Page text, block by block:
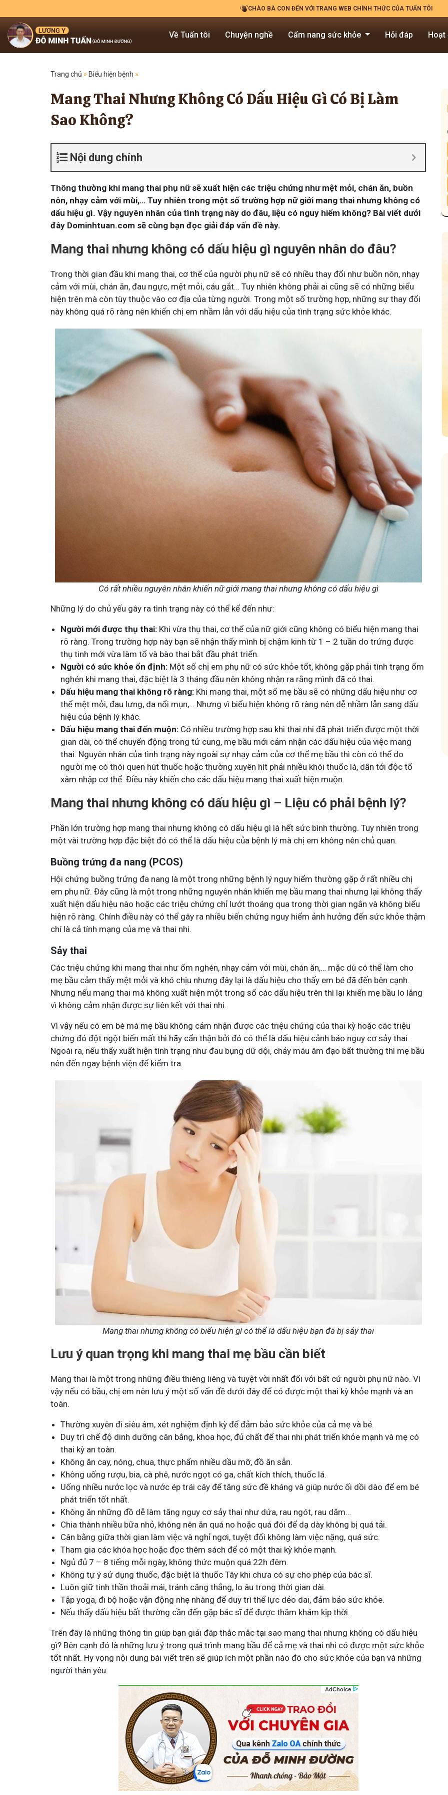
CHÀO BÀ CON ĐẾN VỚI TRANG WEB CHÍNH THỨC CỦA TUẤN TÔI
Về Tuấn tôi Chuyện nghề Cẩm nang sức khỏe Hỏi đáp Hoạt
Trang chủ » Biểu hiện bệnh »
Mang Thai Nhưng Không Có Dấu Hiệu Gì Có Bị Làm
Sao Không?
Nội dung chính
Thông thường khi mang thai phụ nữ sẽ xuất hiện các triệu chứng như mệt mỏi, chán ăn, buồn
nôn, nhạy cảm với mùi,… Tuy nhiên trong một số trường hợp nữ giới mang thai nhưng không có
dấu hiệu gì. Vậy nguyên nhân của tình trạng này do đâu, liệu có nguy hiểm không? Bài viết dưới
đây Dominhtuan.com sẽ cùng bạn đọc giải đáp vấn đề này.
Mang thai nhưng không có dấu hiệu gì nguyên nhân do đâu?
Trong thời gian đầu khi mang thai, cơ thể của người phụ nữ sẽ có nhiều thay đổi như buồn nôn, nhạy
cảm với mùi, chán ăn, đau ngực, mệt mỏi, cáu gắt… Tuy nhiên không phải ai cũng sẽ có những biểu
hiện trên mà còn tùy thuộc vào cơ địa của từng người. Trong một số trường hợp, những sự thay đổi
này không quá rõ ràng nên khiến chị em nhầm lẫn với dấu hiệu của tình trạng sức khỏe khác.
Có rất nhiều nguyên nhân khiến nữ giới mang thai nhưng không có dấu hiệu gì
Những lý do chủ yếu gây ra tình trạng này có thể kể đến như:
Người mới được thụ thai: Khi vừa thụ thai, cơ thể của nữ giới cũng không có biểu hiện mang thai
rõ ràng. Trong trường hợp này bạn sẽ nhận thấy mình bị chậm kinh từ 1 – 2 tuần do trứng được
thụ tinh mới vừa làm tổ và bào thai bắt đầu phát triển.
Người có sức khỏe ổn định: Một số chị em phụ nữ có sức khỏe tốt, không gặp phải tình trạng ốm
nghén khi mang thai, đặc biệt là 3 tháng đầu nên không nhận ra rằng mình đã có thai.
Dấu hiệu mang thai không rõ ràng: Khi mang thai, một số mẹ bầu sẽ có những dấu hiệu như cơ
thể mệt mỏi, đau lưng, da nổi mụn,… Nhưng vì biểu hiện không rõ ràng nên dễ nhầm lẫn sang dấu
hiệu của bệnh lý khác.
Dấu hiệu mang thai đến muộn: Có nhiều trường hợp sau khi thai nhi đã phát triển được một thời
gian dài, có thể chuyển động trong tử cung, mẹ bầu mới cảm nhận các dấu hiệu của việc mang
thai. Nguyên nhân của tình trạng này ngoài sự nhạy cảm của cơ thể mẹ bầu thì còn có thể do
người mẹ có thói quen hút thuốc hoặc thường xuyên hít phải nhiều khói thuốc lá, dẫn tới độc tố
xâm nhập cơ thể. Điều này khiến cho các dấu hiệu mang thai xuất hiện muộn.
Mang thai nhưng không có dấu hiệu gì – Liệu có phải bệnh lý?
Phần lớn trường hợp mang thai nhưng không có dấu hiệu gì là hết sức bình thường. Tuy nhiên trong
một vài trường hợp đặc biệt đó có thể là dấu hiệu của bệnh lý mà chị em không nên chủ quan.
Buồng trứng đa nang (PCOS)
Hội chứng buồng trứng đa nang là một trong những bệnh lý nguy hiểm thường gặp ở rất nhiều chị
em phụ nữ. Đây cũng là một trong những nguyên nhân khiến mẹ bầu mang thai nhưng lại không thấy
xuất hiện dấu hiệu nào hoặc các triệu chứng chỉ lướt thoáng qua trong thời gian ngắn và không biểu
hiện rõ ràng. Chính điều này có thể gây ra nhiều biến chứng nguy hiểm ảnh hưởng đến sức khỏe thậm
chí là cả tính mạng của mẹ và thai nhi.
Sảy thai
Các triệu chứng khi mang thai như ốm nghén, nhạy cảm với mùi, chán ăn,… mặc dù có thể làm cho
mẹ bầu cảm thấy mệt mỏi và khó chịu nhưng đây lại là dấu hiệu cho thấy em bé đã đến bên cạnh.
Nhưng nếu mang thai mà không xuất hiện một trong số các dấu hiệu trên thì lại khiến mẹ bầu lo lắng
vì không cảm nhận được sự liên kết với thai nhi.
Vì vậy nếu có em bé mà mẹ bầu không cảm nhận được các triệu chứng của thai kỳ hoặc các triệu
chứng đó đột ngột biến mất thì hãy cẩn thận bởi đó có thể là dấu hiệu cảnh báo nguy cơ sảy thai.
Ngoài ra, nếu thấy xuất hiện tình trạng như đau bụng dữ dội, chảy máu âm đạo bất thường thì mẹ bầu
nên đến ngay bệnh viện để kiểm tra.
Mang thai nhưng không có biểu hiện gì có thể là dấu hiệu bạn đã bị sảy thai
Lưu ý quan trọng khi mang thai mẹ bầu cần biết
Mang thai là một trong những điều thiêng liêng và tuyệt vời nhất đối với bất cứ người phụ nữ nào. Vì
vậy nếu có bầu, chị em nên lưu ý một số vấn đề dưới đây để có được một thai kỳ khỏe mạnh và an
toàn.
Thường xuyên đi siêu âm, xét nghiệm định kỳ để đảm bảo sức khỏe của cả mẹ và bé.
Duy trì chế độ dinh dưỡng cân bằng, khoa học, đủ chất để thai nhi phát triển khỏe mạnh và mẹ có
thai kỳ an toàn.
Không ăn cay, nóng, chua, thực phẩm nhiều dầu mỡ, đồ ăn sẵn.
Không uống rượu, bia, cà phê, nước ngọt có ga, chất kích thích, thuốc lá.
Uống nhiều nước lọc và nước ép trái cây để tăng sức đề kháng và giúp nước ối dồi dào để em bé
phát triển tốt nhất.
Không ăn những đồ dễ làm tăng nguy cơ sảy thai như dứa, rau ngót, rau dăm…
Chia thành nhiều bữa nhỏ, không nên ăn quá no hoặc quá đói để dạ dày không bị quá tải.
Cân bằng giữa thời gian làm việc và nghỉ ngơi, tuyệt đối không làm việc nặng, quá sức.
Tham gia các khóa học hoặc đọc thêm sách để có một thai kỳ khỏe mạnh.
Ngủ đủ 7 – 8 tiếng mỗi ngày, không thức muộn quá 22h đêm.
Không tự ý sử dụng thuốc, đặc biệt là thuốc Tây khi chưa có sự cho phép của bác sĩ.
Luôn giữ tinh thần thoải mái, tránh căng thẳng, lo âu trong thời gian dài.
Tập yoga, đi bộ hoặc vận động nhẹ nhàng để duy trì thể lực dẻo dai, đảm bảo sức khỏe.
Nếu thấy dấu hiệu bất thường cần đến gặp bác sĩ để được thăm khám kịp thời.
Trên đây là những thông tin giúp bạn giải đáp thắc mắc tại sao mang thai nhưng không có dấu hiệu
gì? Bên cạnh đó là những lưu ý trong quá trình mang bầu để cả mẹ và thai nhi có được một sức khỏe
tốt nhất. Hy vọng nội dung bài viết trên sẽ giúp ích một phần nào đó cho sức khỏe của bạn và những
người thân yêu.
Tham gia nhóm Tham gia nhóm
Hội Đau Xương Khớp - Tuấn Tôi Đồng
85,3K thành viên
Cộng đồng cho bà con gặp vấn đề xương khớp,
Tuấn tôi học cách chăm sóc và điều trị để giảm
động linh hoạt.